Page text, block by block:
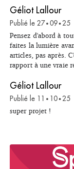
Géliot Lallour
Publié le 27 • 09 • 25
Pensez d'abord à
faites la lumière
articles, pas après.
rapport à une vraie
Géliot Lallour
Publié le 11 • 10 • 25
super projet !